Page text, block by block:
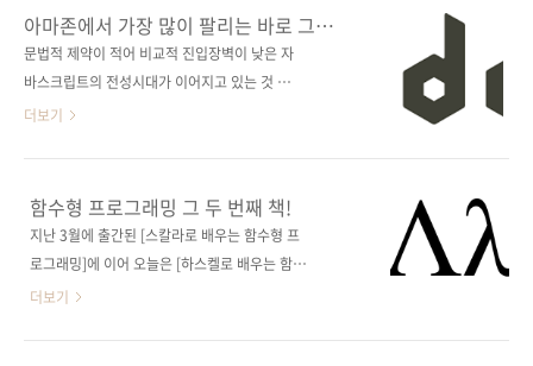
클에 대해 이제 막 눈뜨기 시작한 초급자들에게
알토란 같은 지식을 제공해주고 있습니다. 일본
최고의 데이터베이스 잡지인 《DB
Magazine》의 인기 연재물 ..
워크에 접속할 수 있는 시대를 뜻하는 말인데, 지
금 생각해보면 그 개념이 좀 더 구체화된 게 사물
인터넷(IoT) 혹은 만물인터넷(EoT)이 아닐까 하
터넷 시대를 맞이하여 핵심 운영체제로 떠오르
고 있는 리눅스 프로그래밍 서적입니다. 리눅스
만, 사물인터넷의 개념을 오픈 하드웨어인 라즈
베리 파이와 접목하여 리눅스(정확히는 임베디
드 리눅스) 프로그래밍을 쉽고, 재미있게 배울 수
있다는..
아마존에서 가장 많이 팔리는 바로 그
Node 책!
문법적 제약이 적어 비교적 진입장벽이 낮은 자
바스크립트의 전성시대가 이어지고 있는 것 같
습니다. 자바스크립트의 수많은 라이브러리 중
롬 브라우저에서 사용하는 V8 자바스크립트 엔
진을 기반으로 하고 있습니다.Node.js에 대한
기본 개념과 장단점에 대해서는 조대협 님 블로
다. 하지만 배우기는 어렵지 않지만 실제 프로젝
트에 도입하려면 많은 노력이 뒤따라야 한다고
더보기
함수형 프로그래밍 그 두 번째 책!
지난 3월에 출간된 [스칼라로 배우는 함수형 프
로그래밍]에 이어 오늘은 [하스켈로 배우는 함수
형 프로그래밍] 서적을 소개합니다. 간결한 코드
더보기